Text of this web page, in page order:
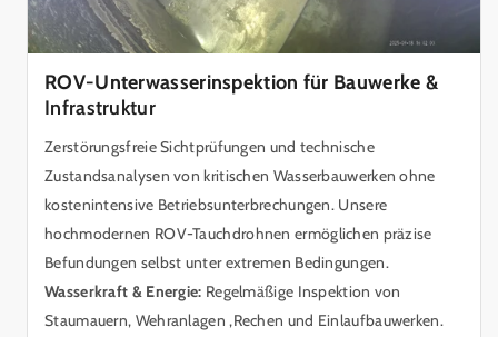
ROV-Unterwasserinspektion für Bauwerke &
Infrastruktur
Zerstörungsfreie Sichtprüfungen und technische
Zustandsanalysen von kritischen Wasserbauwerken ohne
kostenintensive Betriebsunterbrechungen. Unsere
hochmodernen ROV-Tauchdrohnen ermöglichen präzise
Befundungen selbst unter extremen Bedingungen.
Wasserkraft & Energie: Regelmäßige Inspektion von
Staumauern, Wehranlagen ,Rechen und Einlaufbauwerken.